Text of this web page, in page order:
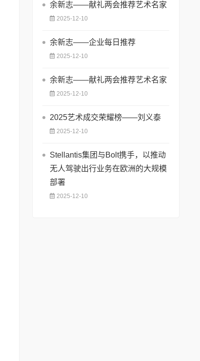
余新志——献礼两会推荐艺术名家
2025-12-10
余新志——企业每日推荐
2025-12-10
余新志——献礼两会推荐艺术名家
2025-12-10
2025艺术成交荣耀榜——刘义泰
2025-12-10
Stellantis集团与Bolt携手，以推动
无人驾驶出行业务在欧洲的大规模
部署
2025-12-10